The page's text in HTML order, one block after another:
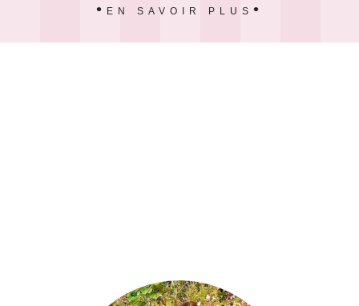
EN SAVOIR PLUS